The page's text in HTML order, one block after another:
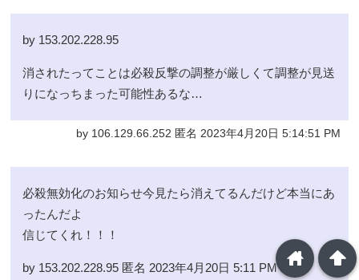
by 153.202.228.95
消されたってことは必殺反撃の調整が厳しくて調整が見送
りになっちまった可能性あるな…
by 106.129.66.252 匿名 2023年4月20日 5:14:51 PM
必殺無効化のお知らせ今見たら消えてるんだけど本当にあ
ったんだよ
信じてくれ！！！
by 153.202.228.95 匿名 2023年4月20日 5:11 PM arrowup
home